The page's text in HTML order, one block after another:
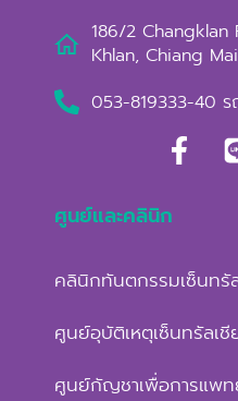
186/2 Changklan
Khlan, Chiang Mai
053-819333-40
ศูนย์และคลินิก
คลินิกทันตกรรมเซ็นทรั
ศูนย์อุบัติเหตุเซ็นทรัลเชี
ศูนย์กัญชาเพื่อการแพท